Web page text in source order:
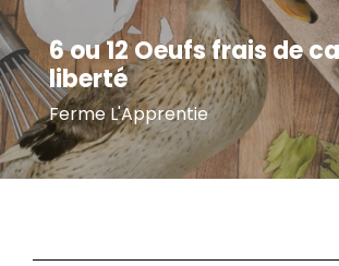
6 ou 12 Oeufs frais de
liberté
Ferme L'Apprentie